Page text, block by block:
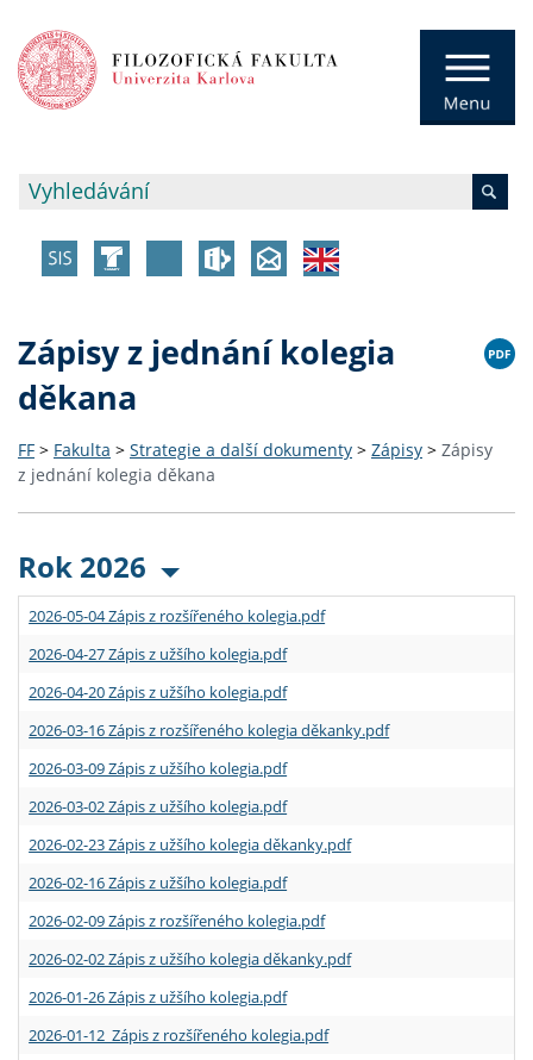
Zápisy z jednání kolegia
děkana
FF > Fakulta > Strategie a další dokumenty > Zápisy > Zápisy
z jednání kolegia děkana
Rok 2026
2026-05-04 Zápis z rozšířeného kolegia.pdf
2026-04-27 Zápis z užšího kolegia.pdf
2026-04-20 Zápis z užšího kolegia.pdf
2026-03-16 Zápis z rozšířeného kolegia děkanky.pdf
2026-03-09 Zápis z užšího kolegia.pdf
2026-03-02 Zápis z užšího kolegia.pdf
2026-02-23 Zápis z užšího kolegia děkanky.pdf
2026-02-16 Zápis z užšího kolegia.pdf
2026-02-09 Zápis z rozšířeného kolegia.pdf
2026-02-02 Zápis z užšího kolegia děkanky.pdf
2026-01-26 Zápis z užšího kolegia.pdf
2026-01-12 Zápis z rozšířeného kolegia.pdf